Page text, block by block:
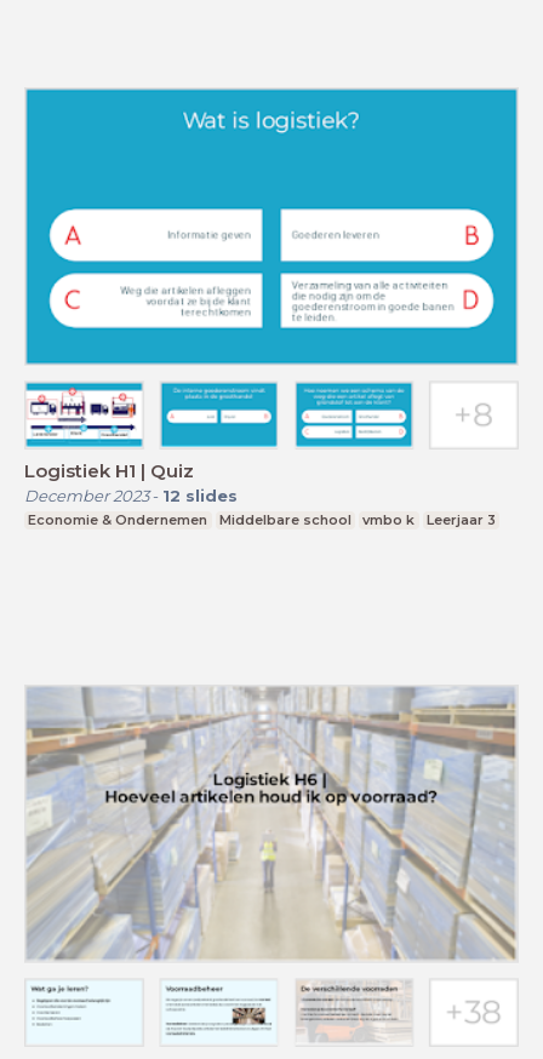
Logistiek H1 | Quiz
December 2023- 12 slides
Economie & Ondernemen Middelbare school vmbo k Leerjaar 3